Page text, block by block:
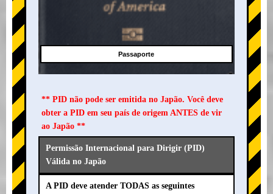
Passaporte
** PID não pode ser emitida no Japão. Você deve
obter a PID em seu país de origem ANTES de vir
ao Japão **
Permissão Internacional para Dirigir (PID)
Válida no Japão
A PID deve atender TODAS as seguintes